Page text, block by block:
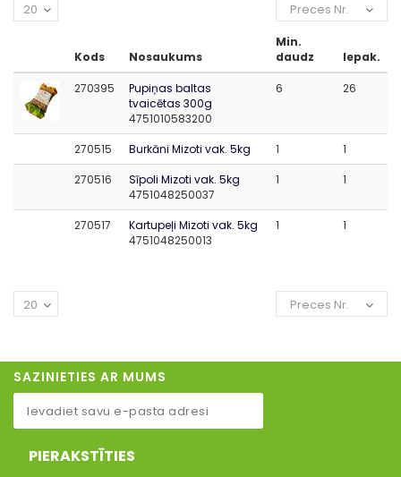
Preces Nr.
20
Kods Nosaukums
Min.
daudz
Iepak.
270395
Pupiņas baltas
tvaicētas 300g
4751010583200
6 26
270515 Burkāni Mizoti vak. 5kg 1
1
270516
Sīpoli Mizoti vak. 5kg
4751048250037
1 1
270517
Kartupeļi Mizoti vak. 5kg
4751048250013
1 1
Preces Nr.
20
SAZINIETIES AR MUMS
PIERAKSTĪTIES